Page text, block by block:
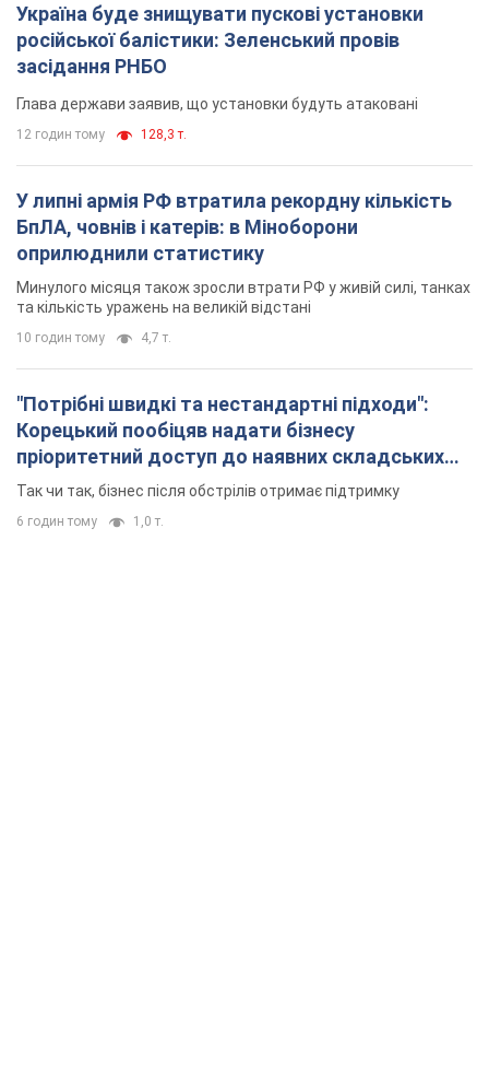
Україна буде знищувати пускові установки
російської балістики: Зеленський провів
засідання РНБО
Глава держави заявив, що установки будуть атаковані
12 годин тому 128,3 т.
У липні армія РФ втратила рекордну кількість
БпЛА, човнів і катерів: в Міноборони
оприлюднили статистику
Минулого місяця також зросли втрати РФ у живій силі, танках
та кількість уражень на великій відстані
10 годин тому 4,7 т.
"Потрібні швидкі та нестандартні підходи":
Корецький пообіцяв надати бізнесу
пріоритетний доступ до наявних складських
приміщень
Так чи так, бізнес після обстрілів отримає підтримку
6 годин тому 1,0 т.